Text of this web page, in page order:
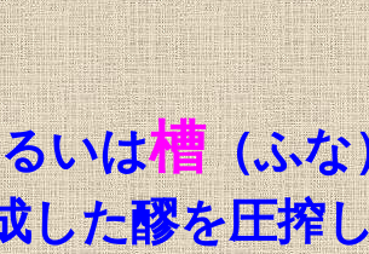
いは槽（ふな
した醪を圧搾